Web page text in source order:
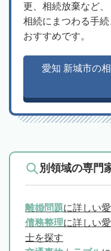
更、相続放棄など、
相続にまつわる手
おすすめです。
愛知 新城市の
別領域の専門
離婚問題に詳しい
債務整理に詳しい
士を探す